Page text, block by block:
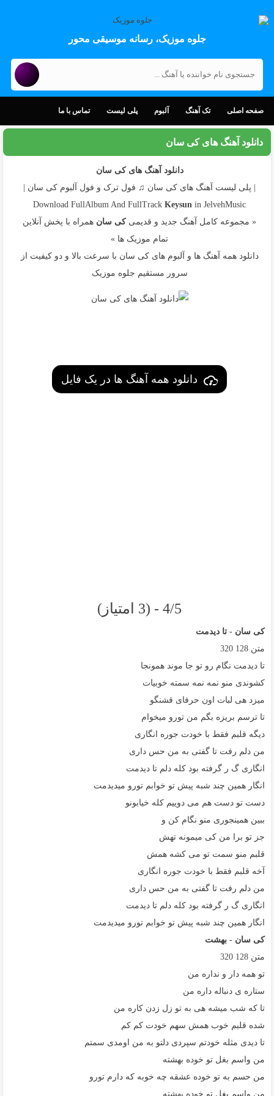
جلوه موزیک، رسانه موسیقی محور
صفحه اصلی تک آهنگ آلبوم پلی لیست تماس با ما
دانلود آهنگ های کی سان
دانلود آهنگ های کی سان
| پلی لیست آهنگ های کی سان ♫ فول ترک و فول آلبوم کی سان |
Download FullAlbum And FullTrackKeysunin JelvehMusic
« مجموعه کامل آهنگ جدید و قدیمیکی سان همراه با پخش آنلاین
تمام موزیک ها »
دانلود همه آهنگ ها و آلبوم های کی سان با سرعت بالا و دو کیفیت از
سرور مستقیم جلوه موزیک
دانلود همه آهنگ ها در یک فایل
4/5 - (3 امتیاز)
کی سان - تا دیدمت
متن 128
320
تا دیدمت نگام رو تو جا موند همونجا
کشوندی منو نمه نمه سمته خوبیات
میزد هی لبات اون حرفای قشنگو
تا ترسم بریزه بگم من تورو میخوام
دیگه قلبم فقط با خودت جوره انگاری
من دلم رفت تا گفتی به من حس داری
انگاری گ ر گرفته بود کله دلم تا دیدمت
انگار همین چند شبه پیش تو خوابم تورو میدیدمت
دست تو دست هم می دوییم کله خیابونو
ببین همینجوری منو نگام کن و
جز تو برا من کی میمونه تهش
قلبم منو سمت تو می کشه همش
آخه قلبم فقط با خودت جوره انگاری
من دلم رفت تا گفتی به من حس داری
انگاری گ ر گرفته بود کله دلم تا دیدمت
انگار همین چند شبه پیش تو خوابم تورو میدیدمت
کی سان - بهشت
متن 128
320
تو همه دار و نداره من
ستاره ی دنباله داره من
تا که شب میشه هی به تو زل زدن کاره من
شده قلبم خوب همش سهم خودت کم کم
تا دیدی مثله خودتم سپردی دلتو به من اومدی سمتم
من واسم بغل تو خوده بهشته
من حسم به تو خوده عشقه چه خوبه که دارم تورو
من واسم بغل تو خوده بهشته